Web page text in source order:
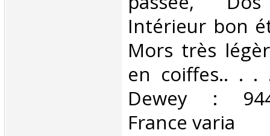
Intérieur bon
Mors très
en coiffes.. . .
Dewey :
France varia‎